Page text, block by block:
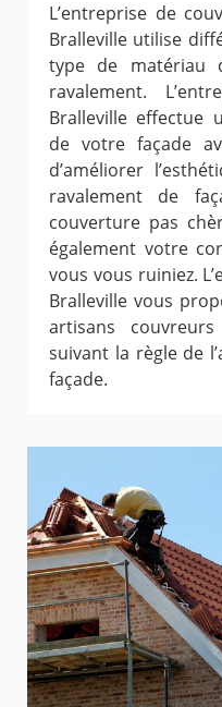
L’entreprise de
Bralleville utilise
type de matériau
ravalement.
Bralleville effectue
de votre façade
d’améliorer
ravalement de
couverture pas
également votre
vous vous ruiniez.
Bralleville vous
artisans
suivant la règle de
façade.